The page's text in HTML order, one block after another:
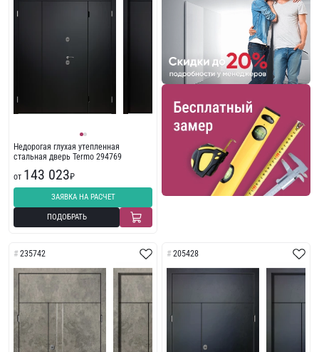
Недорогая глухая утепленная
стальная дверь Termo 294769
от 143 023₽
ЗАЯВКА НА РАСЧЕТ
ПОДОБРАТЬ
235742 205428